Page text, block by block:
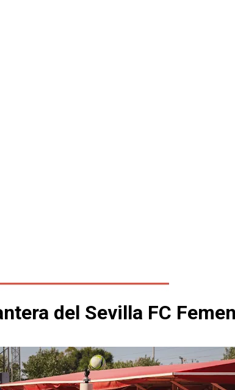
martes
y se refleje en el campo"
del Sevilla FC